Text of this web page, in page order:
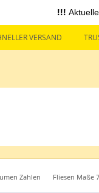
!!!
VERSAND
Zahlen Fliesen Maße